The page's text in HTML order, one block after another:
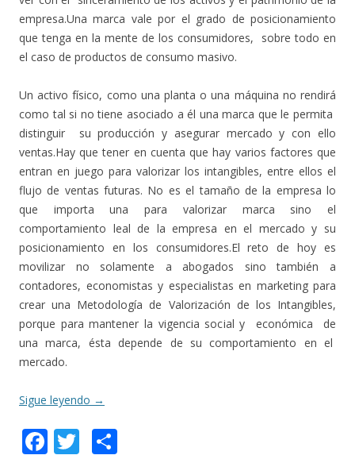
empresa.Una marca vale por el grado de posicionamiento
que tenga en la mente de los consumidores, sobre todo en
el caso de productos de consumo masivo.
Un activo físico, como una planta o una máquina no rendirá
como tal si no tiene asociado a él una marca que le permita
distinguir su producción y asegurar mercado y con ello
ventas.Hay que tener en cuenta que hay varios factores que
entran en juego para valorizar los intangibles, entre ellos el
flujo de ventas futuras. No es el tamaño de la empresa lo
que importa una para valorizar marca sino el
comportamiento leal de la empresa en el mercado y su
posicionamiento en los consumidores.El reto de hoy es
movilizar no solamente a abogados sino también a
contadores, economistas y especialistas en marketing para
crear una Metodología de Valorización de los Intangibles,
porque para mantener la vigencia social y económica de
una marca, ésta depende de su comportamiento en el
mercado.
Sigue leyendo →
F T